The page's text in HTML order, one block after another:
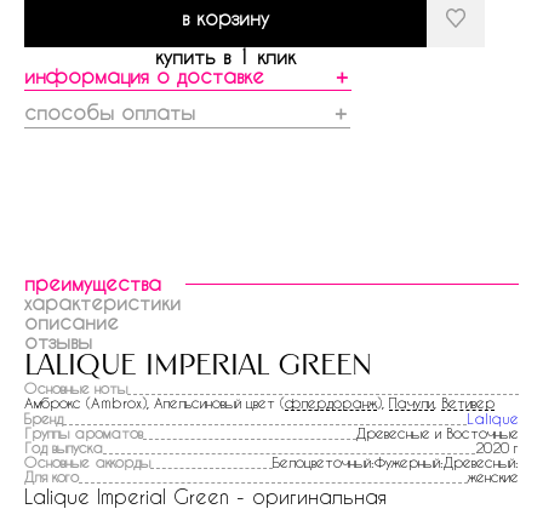
в корзину
купить в 1 клик
информация о доставке
＋
способы оплаты
＋
преимущества
характеристики
описание
отзывы
lalique imperial green
Основные ноты
Амброкс (Ambrox), Апельсиновый цвет (флердоранж), Пачули Ветивер
Бренд
Lalique
Группы ароматов
Древесные и Восточные
Год выпуска
2020 г
Основные аккорды
Белоцветочный:Фужерный:Древесный:
Для кого
женские
Lalique Imperial Green - оригинальная